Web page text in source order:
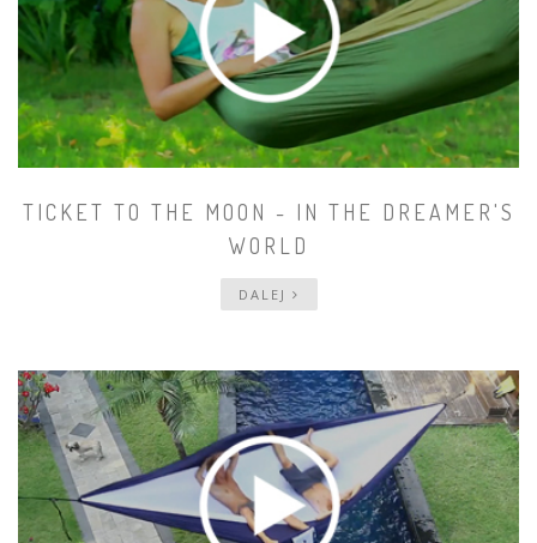
TICKET TO THE MOON - IN THE DREAMER'S
WORLD
DALEJ